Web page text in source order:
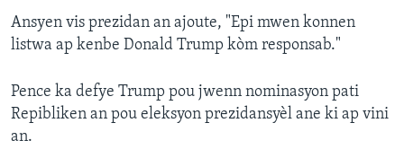
Ansyen vis prezidan an ajoute, "Epi mwen konnen
listwa ap kenbe Donald Trump kòm responsab."
Pence ka defye Trump pou jwenn nominasyon pati
Repibliken an pou eleksyon prezidansyèl ane ki ap vini
an.